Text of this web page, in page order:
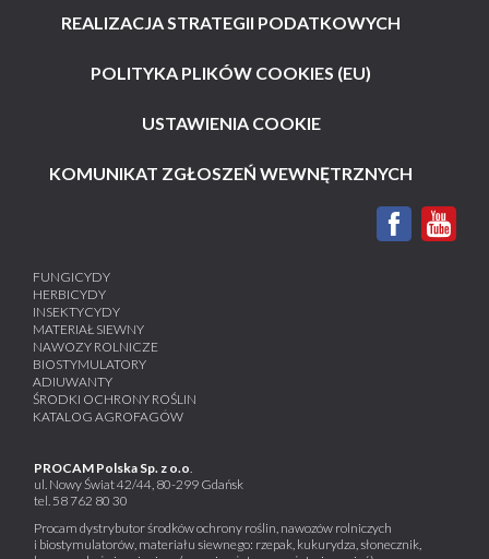
REALIZACJA STRATEGII PODATKOWYCH
POLITYKA PLIKÓW COOKIES (EU)
USTAWIENIA COOKIE
KOMUNIKAT ZGŁOSZEŃ WEWNĘTRZNYCH
FUNGICYDY
HERBICYDY
INSEKTYCYDY
MATERIAŁ SIEWNY
NAWOZY ROLNICZE
BIOSTYMULATORY
ADIUWANTY
ŚRODKI OCHRONY ROŚLIN
KATALOG AGROFAGÓW
PROCAM Polska Sp. z o.o.
ul. Nowy Świat 42/44, 80-299 Gdańsk
tel. 58 762 80 30
Procam dystrybutor środków ochrony roślin, nawozów rolniczych
i biostymulatorów, materiału siewnego: rzepak, kukurydza, słonecznik,